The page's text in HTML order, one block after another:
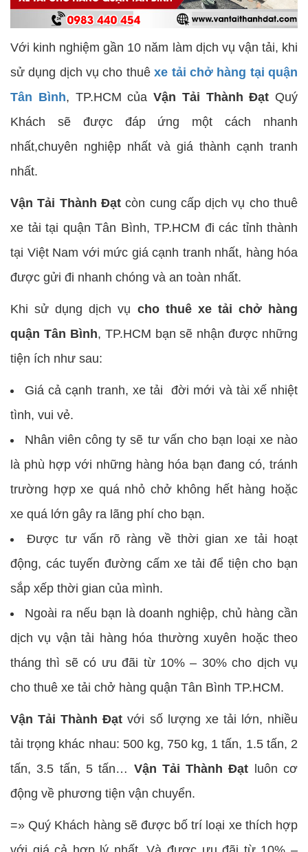
Với kinh nghiệm gần 10 năm làm dịch vụ vận tải, khi
sử dụng dịch vụ cho thuêxe tải chở hàng tại quận
Tân Bình, TP.HCM của Vận Tải Thành Đạt Quý
Khách sẽ được đáp ứng một cách nhanh
nhất,chuyên nghiệp nhất và giá thành cạnh tranh
nhất.
Vận Tải Thành Đạtcòn cung cấp dịch vụ cho thuê
xe tải tại quận Tân Bình, TP.HCM đi các tỉnh thành
tại Việt Nam với mức giá cạnh tranh nhất, hàng hóa
được gửi đi nhanh chóng và an toàn nhất.
Khi sử dụng dịch vụ cho thuê xe tải chở hàng
quận Tân Bình, TP.HCM bạn sẽ nhận được những
tiện ích như sau:
Giá cả cạnh tranh, xe tải đời mới và tài xế nhiệt
tình, vui vẻ.
Nhân viên công ty sẽ tư vấn cho bạn loại xe nào
là phù hợp với những hàng hóa bạn đang có, tránh
trường hợp xe quá nhỏ chở không hết hàng hoặc
xe quá lớn gây ra lãng phí cho bạn.
Được tư vấn rõ ràng về thời gian xe tải hoạt
động, các tuyến đường cấm xe tải để tiện cho bạn
sắp xếp thời gian của mình.
Ngoài ra nếu bạn là doanh nghiệp, chủ hàng cần
dịch vụ vận tải hàng hóa thường xuyên hoặc theo
tháng thì sẽ có ưu đãi từ 10% – 30% cho dịch vụ
cho thuê xe tải chở hàng quận Tân Bình TP.HCM.
Vận Tải Thành Đạt với số lượng xe tải lớn, nhiều
tải trọng khác nhau: 500 kg, 750 kg, 1 tấn, 1.5 tấn, 2
tấn, 3.5 tấn, 5 tấn… Vận Tải Thành Đạt luôn cơ
động về phương tiện vận chuyển.
=» Quý Khách hàng sẽ được bố trí loại xe thích hợp